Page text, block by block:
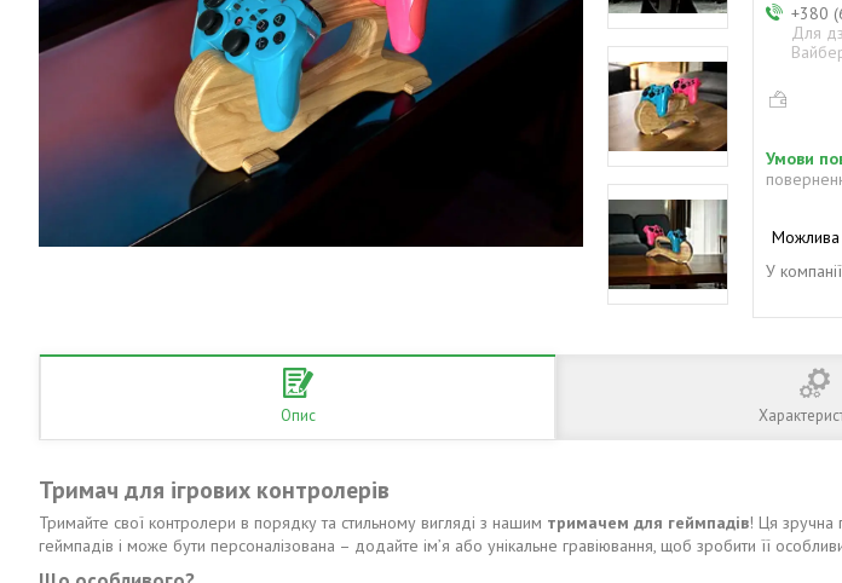
+380
Для
У
Опис
Тримач для ігрових контролерів
Тримайте свої контролери в порядку та стильному вигляді з нашим тримачем для геймпадів! Ця зручна
геймпадів і може бути персоналізована – додайте ім’я або унікальне гравіювання, щоб зробити її